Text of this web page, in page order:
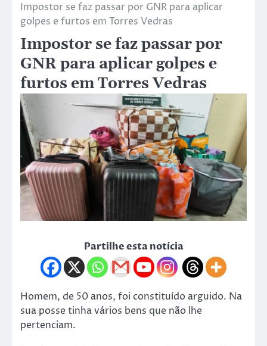
Impostor se faz passar por GNR para aplicar
golpes e furtos em Torres Vedras
Impostor se faz passar por
GNR para aplicar golpes e
furtos em Torres Vedras
Partilhe esta notícia
Homem, de 50 anos, foi constituído arguido. Na
sua posse tinha vários bens que não lhe
pertenciam.